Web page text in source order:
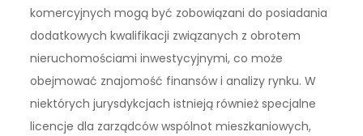
komercyjnych mogą być zobowiązani do posiadania
dodatkowych kwalifikacji związanych z obrotem
nieruchomościami inwestycyjnymi, co może
obejmować znajomość finansów i analizy rynku. W
niektórych jurysdykcjach istnieją również specjalne
licencje dla zarządców wspólnot mieszkaniowych,